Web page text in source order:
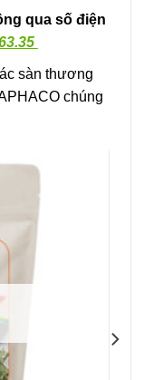
qua số điện
sàn thương
chúng